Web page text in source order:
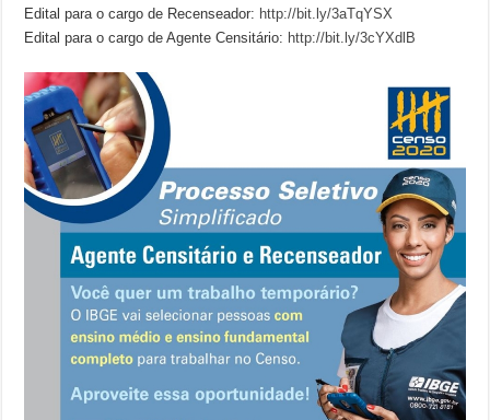
Edital para o cargo de Recenseador: http://bit.ly/3aTqYSX
Edital para o cargo de Agente Censitário: http://bit.ly/3cYXdlB